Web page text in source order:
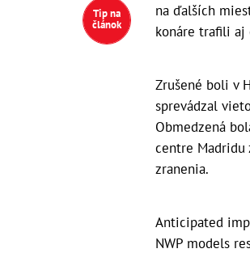
Tip na
článok
na ďalších
konáre trafili aj
Zrušené boli v
sprevádzal
Obmedzená
centre Madridu
zranenia.
Anticipated
NWP models